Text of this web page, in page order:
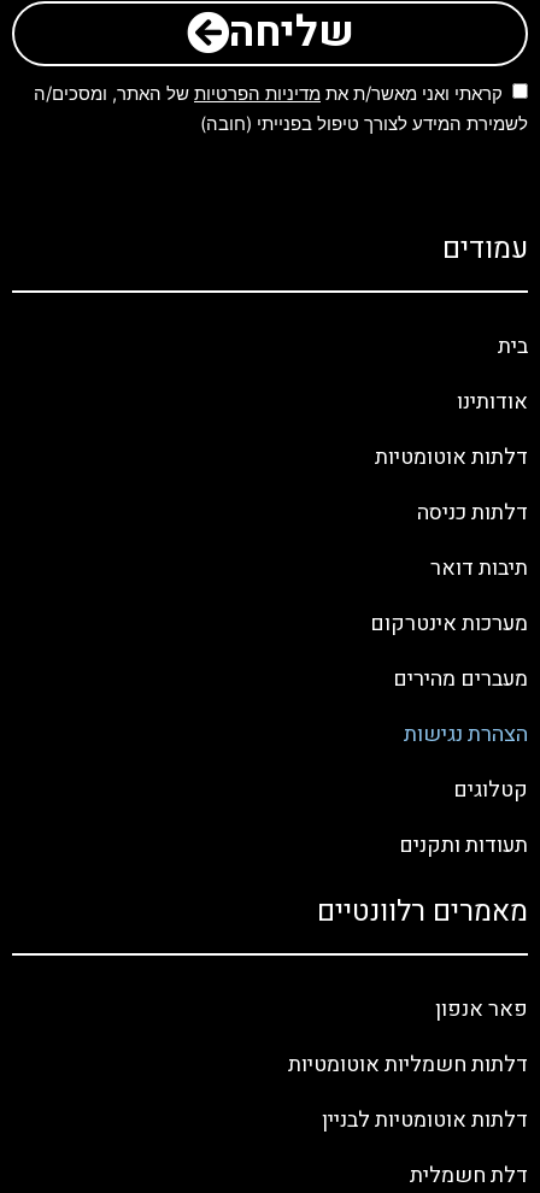
שליחה
קראתי ואני מאשר/ת את מדיניות הפרטיות של האתר, ומסכים/ה
לשמירת המידע לצורך טיפול בפנייתי (חובה)
עמודים
בית
אודותינו
דלתות אוטומטיות
דלתות כניסה
תיבות דואר
מערכות אינטרקום
מעברים מהירים
הצהרת נגישות
קטלוגים
תעודות ותקנים
מאמרים רלוונטיים
פאר אנפון
דלתות חשמליות אוטומטיות
דלתות אוטומטיות לבניין
דלת חשמלית